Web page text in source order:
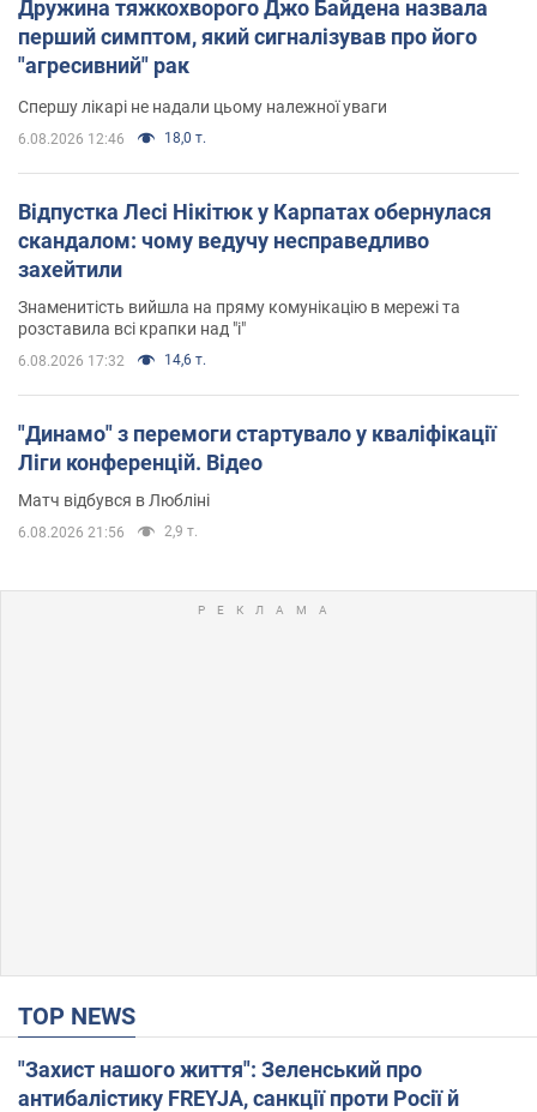
Дружина тяжкохворого Джо Байдена назвала
перший симптом, який сигналізував про його
"агресивний" рак
Спершу лікарі не надали цьому належної уваги
6.08.2026 12:46 18,0 т.
Відпустка Лесі Нікітюк у Карпатах обернулася
скандалом: чому ведучу несправедливо
захейтили
Знаменитість вийшла на пряму комунікацію в мережі та
розставила всі крапки над "і"
6.08.2026 17:32 14,6 т.
"Динамо" з перемоги стартувало у кваліфікації
Ліги конференцій. Відео
Матч відбувся в Любліні
6.08.2026 21:56 2,9 т.
TOP NEWS
"Захист нашого життя": Зеленський про
антибалістику FREYJA, санкції проти Росії й